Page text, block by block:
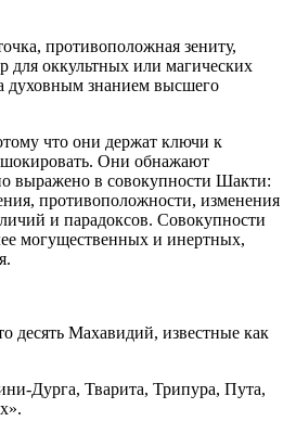
противоположная зениту,
для оккультных или магических
духовным знанием высшего
что они держат ключи к
шокировать. Они обнажают
выражено в совокупности Шакти:
противоположности, изменения
и парадоксов. Совокупности
могущественных и инертных,
десять Махавидий, известные как
Дурга, Тварита, Трипура, Пута,